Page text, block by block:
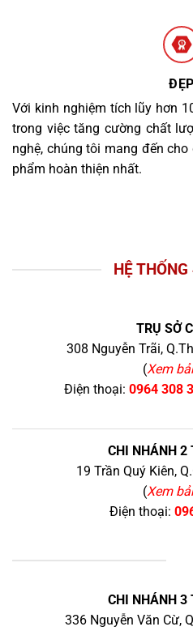
ĐẸP
Với kinh nghiệm tích lũy hơn
trong việc tăng cường chất
nghệ, chúng tôi mang đến
phẩm hoàn thiện nhất.
HỆ
TRỤ SỞ
308 Nguyễn Trãi,
(Xem
Điện thoại: 0964 308
CHI NHÁNH 2
19 Trần Quý Kiên,
(Xem
Điện thoại:
CHI NHÁNH 3
336 Nguyễn Văn Cừ,